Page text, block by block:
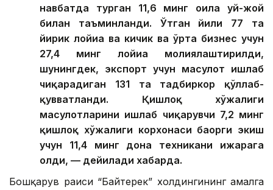
навбатда турган 11,6 минг оила уй-жой
билан таъминланди. Ўтган йили 77 та
йирик лойиҳа ва кичик ва ўрта бизнес учун
27,4 минг лойиҳа молиялаштирилди,
шунингдек, экспорт учун маҳсулот ишлаб
чиқарадиган 131 та тадбиркор қўллаб-
қувватланди. Қишлоқ хўжалиги
маҳсулотларини ишлаб чиқарувчи 7,2 минг
қишлоқ хўжалиги корхонаси баҳорги экиш
учун 11,4 минг дона техникани ижарага
олди, — дейилади хабарда.
Бошқарув раиси “Байтерек” холдингининг амалга